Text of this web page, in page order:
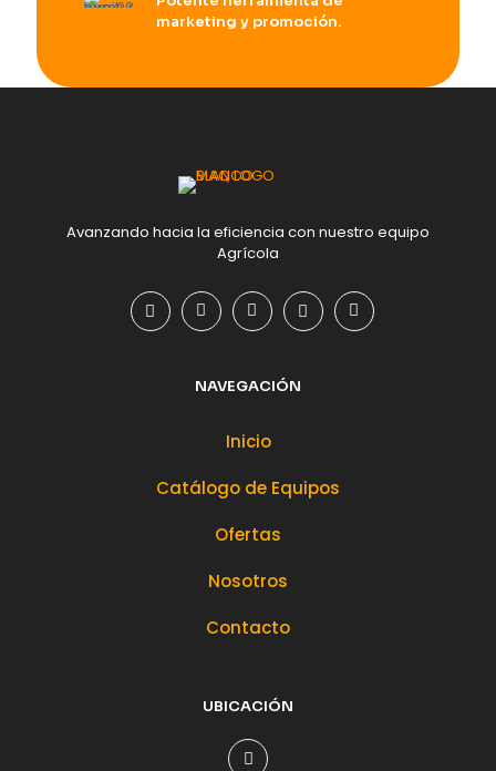
marketing y promoción.
Avanzando hacia la eficiencia con nuestro equipo
Agrícola
NAVEGACIÓN
Inicio
Catálogo de Equipos
Ofertas
Nosotros
Contacto
UBICACIÓN